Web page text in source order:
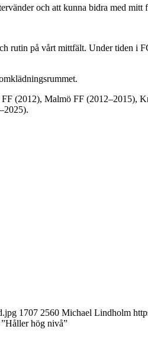
och att kunna bidra med mitt
rutin på vårt mittfält. Under tiden i
(2012), Malmö FF
1707 2560 Michael Lindholm
hög nivå”